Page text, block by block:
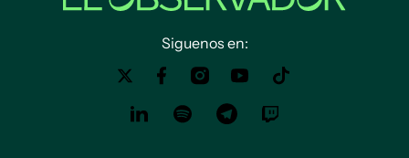
Siguenos en: